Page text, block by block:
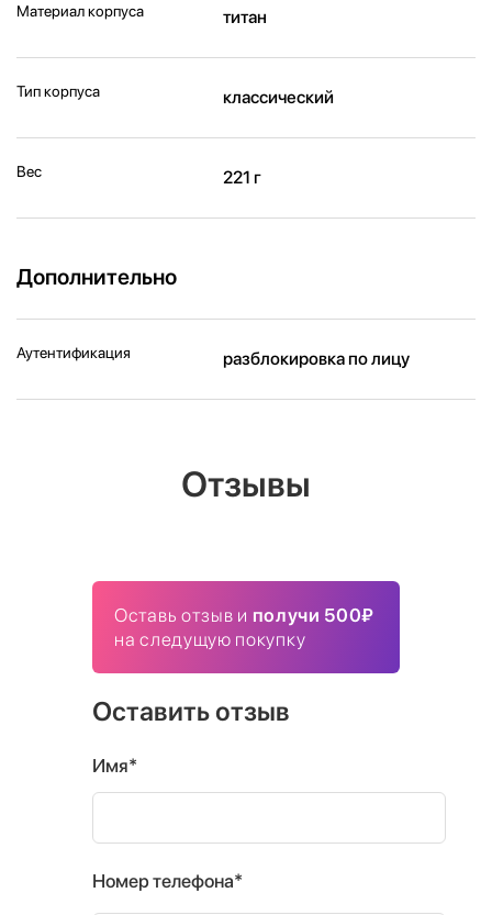
Материал корпуса титан
Тип корпуса классический
Вес 221 г
Дополнительно
Аутентификация разблокировка по лицу
Отзывы
Оставь отзыв и получи 500₽
на следущую покупку
Оставить отзыв
Имя*
Номер телефона*